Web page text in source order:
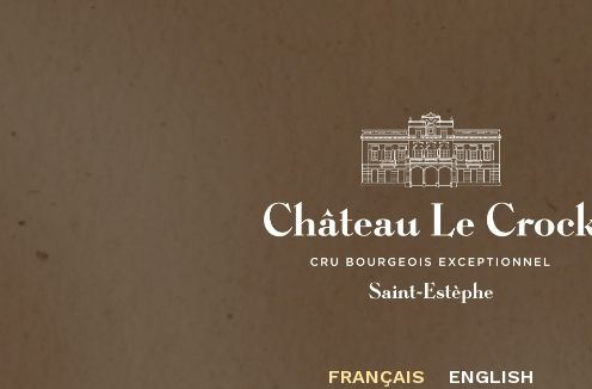
SUR LES
FRANÇAIS
ENGLISH